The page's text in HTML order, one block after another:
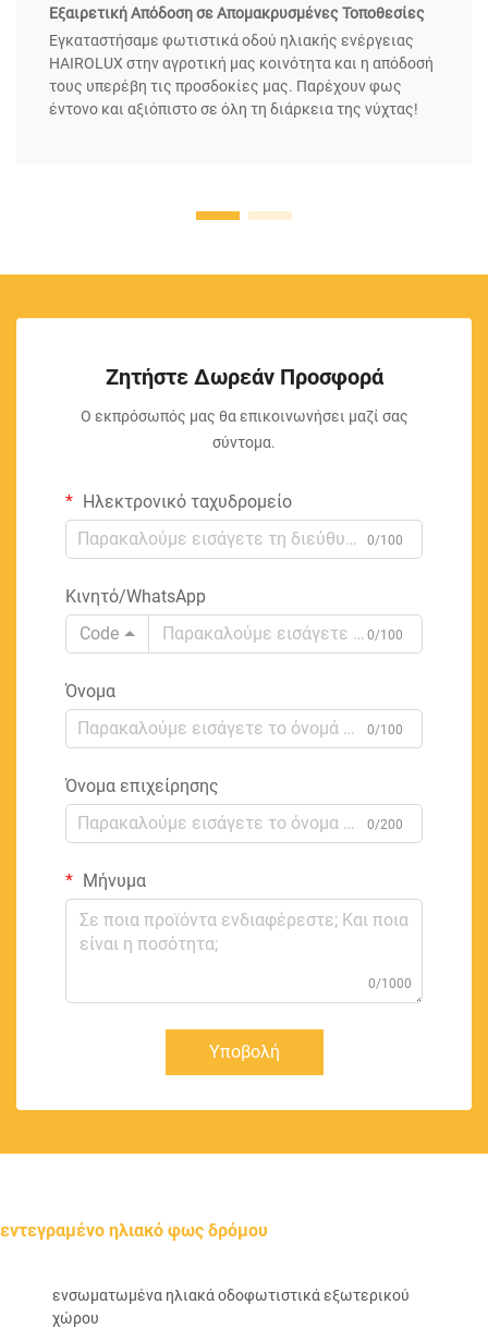
Εξαιρετική Απόδοση σε Απομακρυσμένες Τοποθεσίες
Εγκαταστήσαμε φωτιστικά οδού ηλιακής ενέργειας
HAIROLUX στην αγροτική μας κοινότητα και η απόδοσή
τους υπερέβη τις προσδοκίες μας. Παρέχουν φως
έντονο και αξιόπιστο σε όλη τη διάρκεια της νύχτας!
Ζητήστε Δωρεάν Προσφορά
Ο εκπρόσωπός μας θα επικοινωνήσει μαζί σας
σύντομα.
Ηλεκτρονικό ταχυδρομείο
0/100
Κινητό/WhatsApp
Code
0/100
Όνομα
0/100
Όνομα επιχείρησης
0/200
Μήνυμα
0/1000
Υποβολή
εντεγραμένο ηλιακό φως δρόμου
ενσωματωμένα ηλιακά οδοφωτιστικά εξωτερικού
χώρου